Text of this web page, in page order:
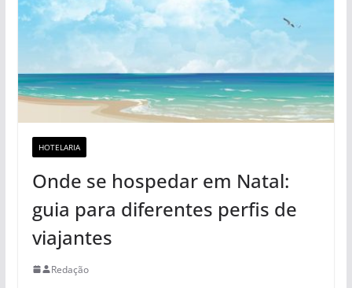
HOTELARIA
Onde se hospedar em Natal:
guia para diferentes perfis de
viajantes
Redação